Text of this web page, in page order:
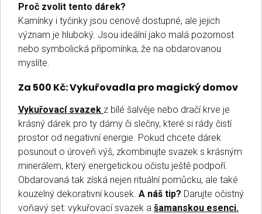
Proč zvolit tento dárek?
Kamínky i tyčinky jsou cenově dostupné, ale jejich
význam je hluboký. Jsou ideální jako malá pozornost
nebo symbolická připomínka, že na obdarovanou
myslíte.
Za 500 Kč: Vykuřovadla pro magický domov
Vykuřovací svazek z bílé šalvěje nebo dračí krve je
krásný dárek pro ty dámy či slečny, které si rády čistí
prostor od negativní energie. Pokud chcete dárek
posunout o úroveň výš, zkombinujte svazek s krásným
minerálem, který energetickou očistu ještě podpoří.
Obdarovaná tak získá nejen rituální pomůcku, ale také
kouzelný dekorativní kousek. A náš tip? Darujte očistný
voňavý set: vykuřovací svazek a šamanskou esenci.